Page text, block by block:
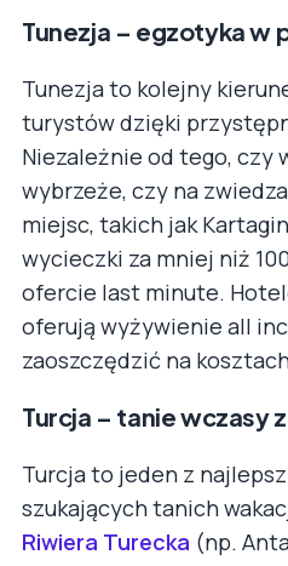
Tunezja – egzotyka w
Tunezja to kolejny
turystów dzięki
Niezależnie od tego, czy
wybrzeże, czy na
miejsc, takich jak
wycieczki za mniej niż
ofercie last minute.
oferują wyżywienie all
zaoszczędzić na
Turcja – tanie wczasy
Turcja to jeden z
szukających tanich
Riwiera Turecka (np.